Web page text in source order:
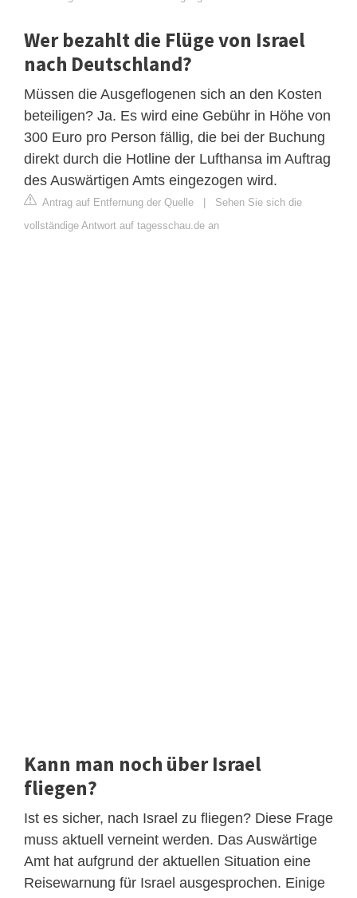
Wer bezahlt die Flüge von Israel
nach Deutschland?
Müssen die Ausgeflogenen sich an den Kosten
beteiligen? Ja. Es wird eine Gebühr in Höhe von
300 Euro pro Person fällig, die bei der Buchung
direkt durch die Hotline der Lufthansa im Auftrag
des Auswärtigen Amts eingezogen wird.
Antrag auf Entfernung der Quelle | Sehen Sie sich die
vollständige Antwort auf tagesschau.de an
Kann man noch über Israel
fliegen?
Ist es sicher, nach Israel zu fliegen? Diese Frage
muss aktuell verneint werden. Das Auswärtige
Amt hat aufgrund der aktuellen Situation eine
Reisewarnung für Israel ausgesprochen. Einige